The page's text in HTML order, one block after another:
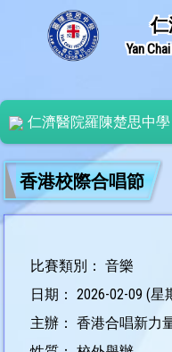
Yan
仁濟醫院羅陳楚思中學
香港校際合唱節
比賽類別： 音樂
日期： 2026-02-09 (星
主辦： 香港合唱新力